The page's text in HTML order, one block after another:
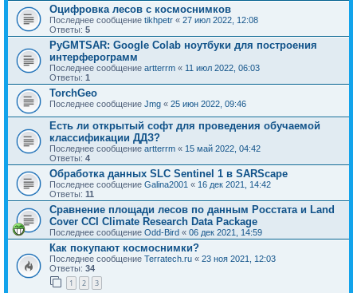
Оцифровка лесов с космоснимков
Последнее сообщение tikhpetr « 27 июл 2022, 12:08
Ответы: 5
PyGMTSAR: Google Colab ноутбуки для построения
интерферограмм
Последнее сообщение artterrm « 11 июл 2022, 06:03
Ответы: 1
TorchGeo
Последнее сообщение Jmg « 25 июн 2022, 09:46
Есть ли открытый софт для проведения обучаемой
классификации ДДЗ?
Последнее сообщение artterrm « 15 май 2022, 04:42
Ответы: 4
Обработка данных SLC Sentinel 1 в SARScape
Последнее сообщение Galina2001 « 16 дек 2021, 14:42
Ответы: 11
Сравнение площади лесов по данным Росстата и Land
Cover CCI Climate Research Data Package
Последнее сообщение Odd-Bird « 06 дек 2021, 14:59
Как покупают космоснимки?
Последнее сообщение Terratech.ru « 23 ноя 2021, 12:03
Ответы: 34
1 2 3